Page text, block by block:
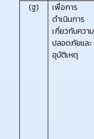
(ฐ)
เพื่อการ
ดำเนินการ
เกี่ยวกับความ
ปลอดภัยและ
อุบัติเหตุ